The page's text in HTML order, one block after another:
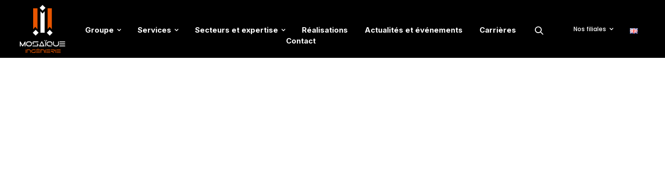
Groupe Services Secteurs et expertise Réalisations Actualités et événements
Carrières
Contact
Nos filiales